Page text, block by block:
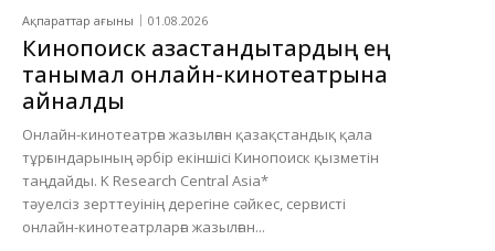
Ақпараттар ағыны 01.08.2026
Кинопоиск қазақстандықтардың ең
танымал онлайн-кинотеатрына
айналды
Онлайн-кинотеатрға жазылған қазақстандық қала
тұрғындарының әрбір екіншісі Кинопоиск қызметін
таңдайды. K Research Central Asia*
тәуелсіз зерттеуінің дерегіне сәйкес, сервисті
онлайн-кинотеатрларға жазылған...